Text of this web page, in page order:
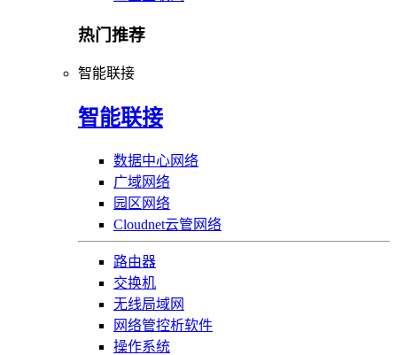
热门推荐
智能联接
智能联接
数据中心网络
广域网络
园区网络
Cloudnet云管网络
路由器
交换机
无线局域网
网络管控析软件
操作系统